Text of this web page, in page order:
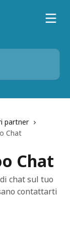
partner
Chat
Chat
chat sul tuo
contattarti